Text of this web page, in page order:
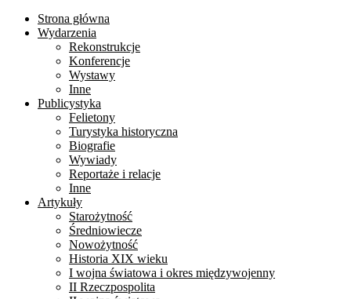
Strona główna
Wydarzenia
Rekonstrukcje
Konferencje
Wystawy
Inne
Publicystyka
Felietony
Turystyka historyczna
Biografie
Wywiady
Reportaże i relacje
Inne
Artykuły
Starożytność
Średniowiecze
Nowożytność
Historia XIX wieku
I wojna światowa i okres międzywojenny
II Rzeczpospolita